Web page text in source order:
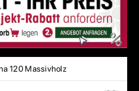
120 Massivholz